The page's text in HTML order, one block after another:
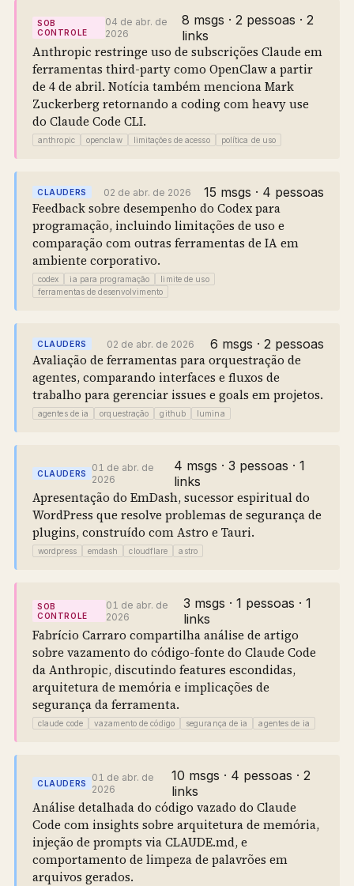
SOB
CONTROLE
04 de abr. de
2026
8 msgs · 2 pessoas · 2
links
Anthropic restringe uso de subscrições Claude em
ferramentas third-party como OpenClaw a partir
de 4 de abril. Notícia também menciona Mark
Zuckerberg retornando a coding com heavy use
do Claude Code CLI.
anthropic openclaw limitações de acesso política de uso
CLAUDERS 02 de abr. de 2026 15 msgs · 4 pessoas
Feedback sobre desempenho do Codex para
programação, incluindo limitações de uso e
comparação com outras ferramentas de IA em
ambiente corporativo.
codex ia para programação
limite de uso
ferramentas de desenvolvimento
CLAUDERS 02 de abr. de 2026 6 msgs · 2 pessoas
Avaliação de ferramentas para orquestração de
agentes, comparando interfaces e fluxos de
trabalho para gerenciar issues e goals em projetos.
agentes de ia orquestração github lumina
CLAUDERS
01 de abr. de
2026
4 msgs · 3 pessoas · 1
links
Apresentação do EmDash, sucessor espiritual do
WordPress que resolve problemas de segurança de
plugins, construído com Astro e Tauri.
wordpress emdash cloudflare astro
SOB
CONTROLE
01 de abr. de
2026
3 msgs · 1 pessoas · 1
links
Fabrício Carraro compartilha análise de artigo
sobre vazamento do código-fonte do Claude Code
da Anthropic, discutindo features escondidas,
arquitetura de memória e implicações de
segurança da ferramenta.
claude code vazamento de código segurança de ia agentes de ia
CLAUDERS
01 de abr. de
2026
10 msgs · 4 pessoas · 2
links
Análise detalhada do código vazado do Claude
Code com insights sobre arquitetura de memória,
injeção de prompts via CLAUDE.md, e
comportamento de limpeza de palavrões em
arquivos gerados.